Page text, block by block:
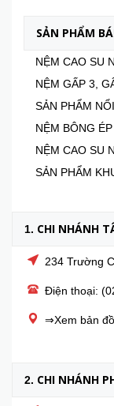
SẢN PHẨM
NỆM CAO SU
NỆM GẤP 3,
SẢN PHẨM
NỆM BÔNG
NỆM CAO SU
SẢN PHẨM
1. CHI NHÁNH
234 Trường
Điện thoại:
⇒Xem bản
2. CHI NHÁNH